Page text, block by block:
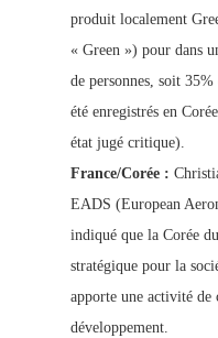
produit localement
« Green ») pour dans
de personnes, soit
été enregistrés en
état jugé critique).
France/Corée :
EADS (European
indiqué que la Corée
stratégique pour la
apporte une activité de
développement.